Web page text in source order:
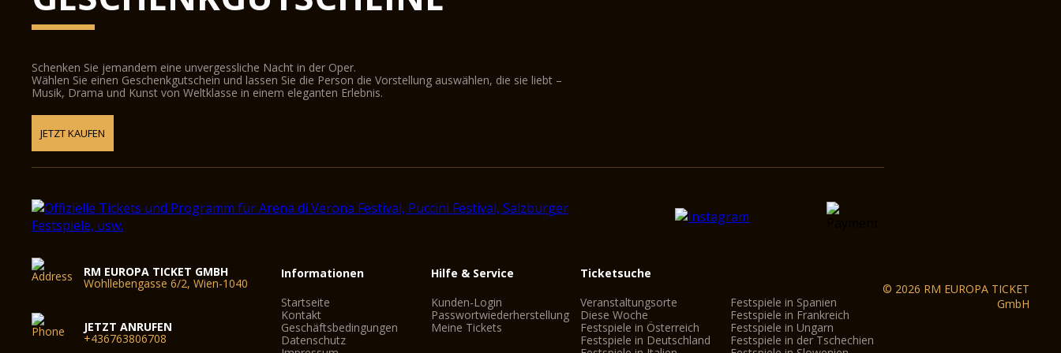
Schenken Sie jemandem eine unvergessliche Nacht in der Oper.
Wählen Sie einen Geschenkgutschein und lassen Sie die Person die Vorstellung auswählen, die sie liebt –
Musik, Drama und Kunst von Weltklasse in einem eleganten Erlebnis.
JETZT KAUFEN
RM EUROPA TICKET GMBH
Wohllebengasse 6/2, Wien-1040
JETZT ANRUFEN
+436763806708
Informationen
Startseite
Kontakt
Geschäftsbedingungen
Datenschutz
Hilfe & Service
Kunden-Login
Passwortwiederherstellung
Meine Tickets
Ticketsuche
Veranstaltungsorte
Diese Woche
Festspiele in Österreich
Festspiele in Deutschland
Festspiele in Spanien
Festspiele in Frankreich
Festspiele in Ungarn
Festspiele in der Tschechien
© 2026 RM EUROPA TICKET
GmbH